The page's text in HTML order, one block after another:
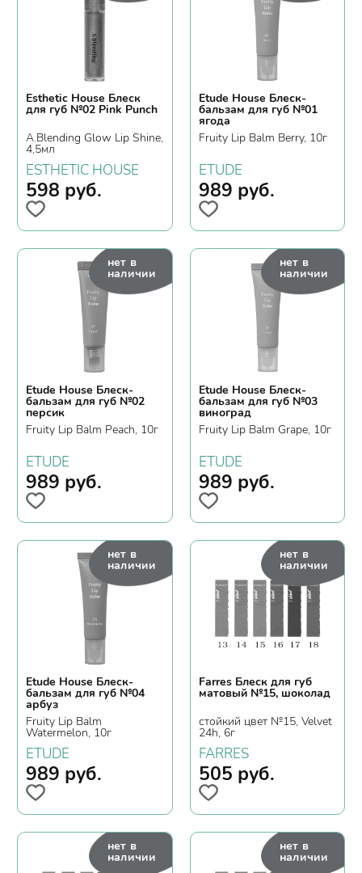
Esthetic House Блеск
для губ №02 Pink Punch
A.Blending Glow Lip Shine,
4,5мл
ESTHETIC HOUSE
598 руб.
Etude House Блеск-
бальзам для губ №01
ягода
Fruity Lip Balm Berry, 10г
ETUDE
989 руб.
нет в
наличии
Etude House Блеск-
бальзам для губ №02
персик
Fruity Lip Balm Peach, 10г
ETUDE
989 руб.
нет в
наличии
Etude House Блеск-
бальзам для губ №03
виноград
Fruity Lip Balm Grape, 10г
ETUDE
989 руб.
нет в
наличии
Etude House Блеск-
бальзам для губ №04
арбуз
Fruity Lip Balm
Watermelon, 10г
ETUDE
989 руб.
нет в
наличии
Farres Блеск для губ
матовый №15, шоколад
стойкий цвет №15, Velvet
24h, 6г
FARRES
505 руб.
нет в
наличии
нет в
наличии